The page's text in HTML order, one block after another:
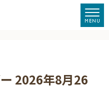
2026年8月26